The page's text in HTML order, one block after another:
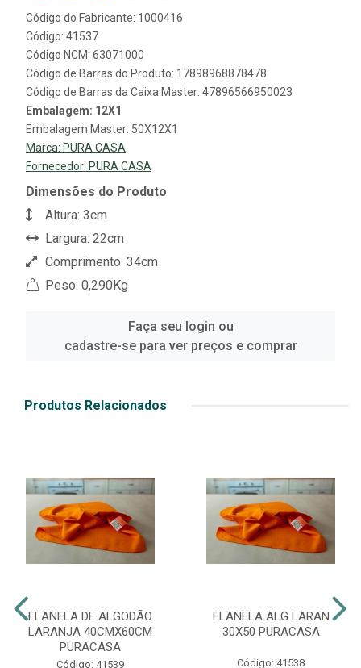
Código do Fabricante: 1000416
Código: 41537
Código NCM: 63071000
Código de Barras do Produto: 17898968878478
Código de Barras da Caixa Master: 47896566950023
Embalagem: 12X1
Embalagem Master: 50X12X1
Marca: PURA CASA
Fornecedor: PURA CASA
Dimensões do Produto
Altura: 3cm
Largura: 22cm
Comprimento: 34cm
Peso: 0,290Kg
Faça seu login ou
cadastre-se para ver preços e comprar
Produtos Relacionados
FLANELA DE ALGODÃO
LARANJA 40CMX60CM
PURACASA
Código: 41539
FLANELA ALG LARAN
30X50 PURACASA
Código: 41538